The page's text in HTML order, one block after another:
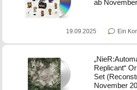
ab
19.09.2025 Ein
Replicant“
Set
November